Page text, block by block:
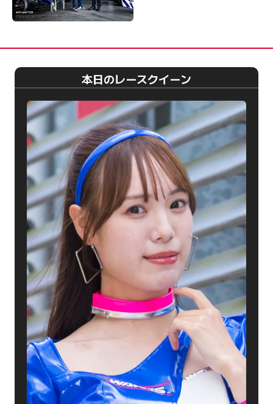
本日のレースクイーン